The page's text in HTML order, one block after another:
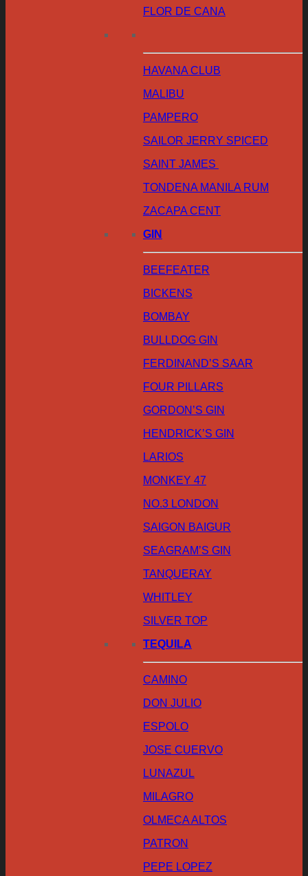
FLOR DE CANA
HAVANA CLUB
MALIBU
PAMPERO
SAILOR JERRY SPICED
SAINT JAMES
TONDENA MANILA RUM
ZACAPA CENT
GIN
BEEFEATER
BICKENS
BOMBAY
BULLDOG GIN
FERDINAND’S SAAR
FOUR PILLARS
GORDON’S GIN
HENDRICK’S GIN
LARIOS
MONKEY 47
NO.3 LONDON
SAIGON BAIGUR
SEAGRAM’S GIN
TANQUERAY
WHITLEY
SILVER TOP
TEQUILA
CAMINO
DON JULIO
ESPOLO
JOSE CUERVO
LUNAZUL
MILAGRO
OLMECA ALTOS
PATRON
PEPE LOPEZ